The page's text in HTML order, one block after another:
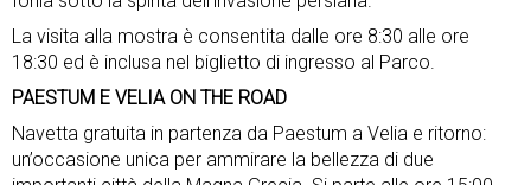
La visita alla mostra è consentita dalle ore 8:30 alle ore
18:30 ed è inclusa nel biglietto di ingresso al Parco.
PAESTUM E VELIA ON THE ROAD
Navetta gratuita in partenza da Paestum a Velia e ritorno:
un’occasione unica per ammirare la bellezza di due